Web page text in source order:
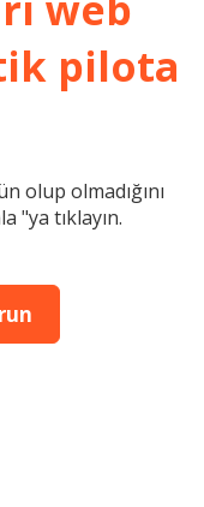
pilota
olup olmadığını
"ya tıklayın.